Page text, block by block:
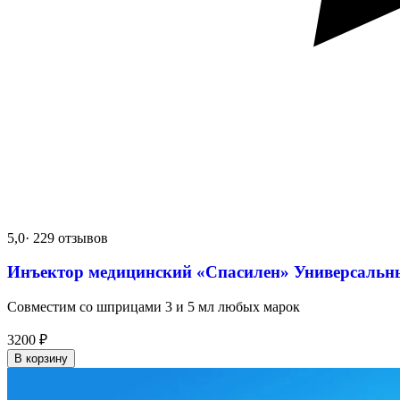
5,0· 229 отзывов
Инъектор медицинский «Спасилен»
Совместим со шприцами 3 и 5 мл любых марок
3200 ₽
В корзину